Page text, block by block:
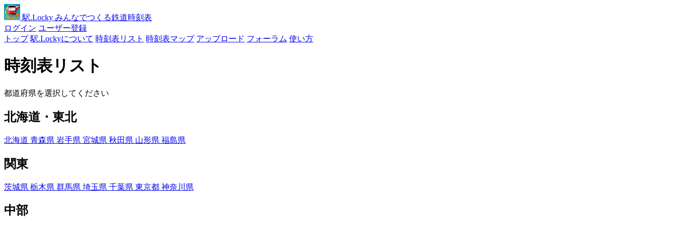
駅.Locky みんなでつくる鉄道時刻表
ログイン ユーザー登録
トップ 駅.Lockyについて 時刻表リスト 時刻表マップ アップロード フォーラム 使い方
時刻表リスト
都道府県を選択してください
北海道・東北
北海道 青森県 岩手県 宮城県 秋田県 山形県 福島県
関東
茨城県 栃木県 群馬県 埼玉県 千葉県 東京都 神奈川県
中部